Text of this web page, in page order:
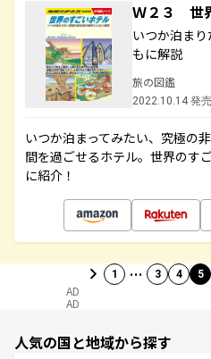
Ｗ２３ 世
いつか泊ま
もに解説
旅の図鑑
2022.10.14 発売
いつか泊まってみたい、究極の
間を過ごせるホテル。世界のす
に紹介！
1 … 3 4 5
AD
AD
人気の国と地域から探す